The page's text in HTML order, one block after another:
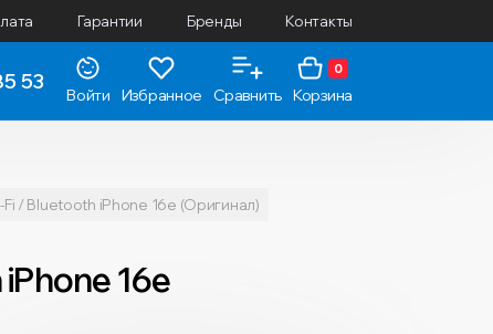
Гарантии Бренды Контакты
53
Войти Избранное Сравнить
0
Корзина
/ Bluetooth iPhone 16e (Оригинал)
16e